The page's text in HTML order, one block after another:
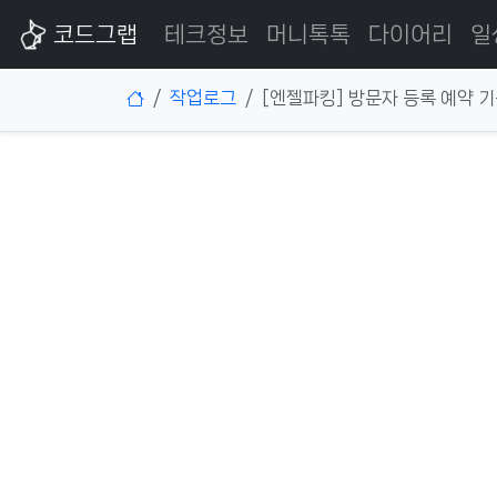
코드그랩 테크정보 머니톡톡 다이어리 일
작업로그 [엔젤파킹] 방문자 등록 예약